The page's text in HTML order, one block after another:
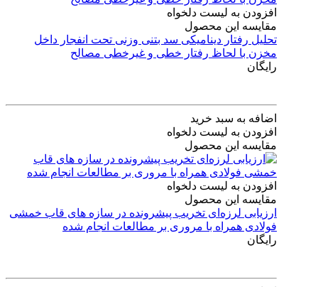
افزودن به لیست دلخواه
مقایسه این محصول
تحلیل رفتار دینامیکی سد بتنی وزنی تحت انفجار داخل
مخزن با لحاظ رفتار خطی و غیرخطی مصالح
رایگان
اضافه به سبد خرید
افزودن به لیست دلخواه
مقایسه این محصول
افزودن به لیست دلخواه
مقایسه این محصول
ارزیابی لرزه‌ای تخریب پیشرونده در سازه های قاب خمشی
فولادی همراه با مروری بر مطالعات انجام شده
رایگان